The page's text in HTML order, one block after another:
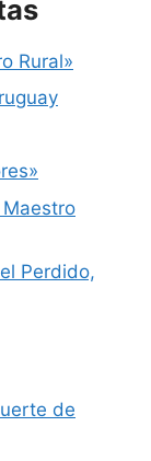
Rural»
Maestro
Perdido,
de